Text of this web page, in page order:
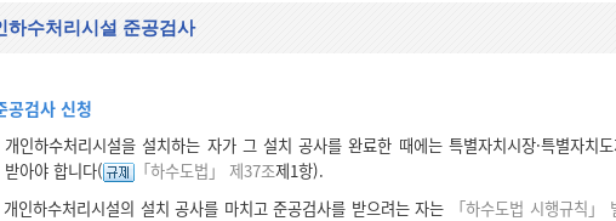
하수처리시설 준공검사
공검사 신청
개인하수처리시설을 설치하는 자가 그 설치 공사를 완료한 때에는 특별자치시장·특별자치도
받아야 합니다(
「하수도법」 제37조제1항).
개인하수처리시설의 설치 공사를 마치고 준공검사를 받으려는 자는
「하수도법 시행규칙」